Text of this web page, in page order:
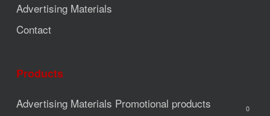
Advertising Materials
Contact
Products
Advertising Materials Promotional products 0